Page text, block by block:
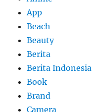
App
Beach
Beauty
Berita
Berita Indonesia
Book
Brand
Camera